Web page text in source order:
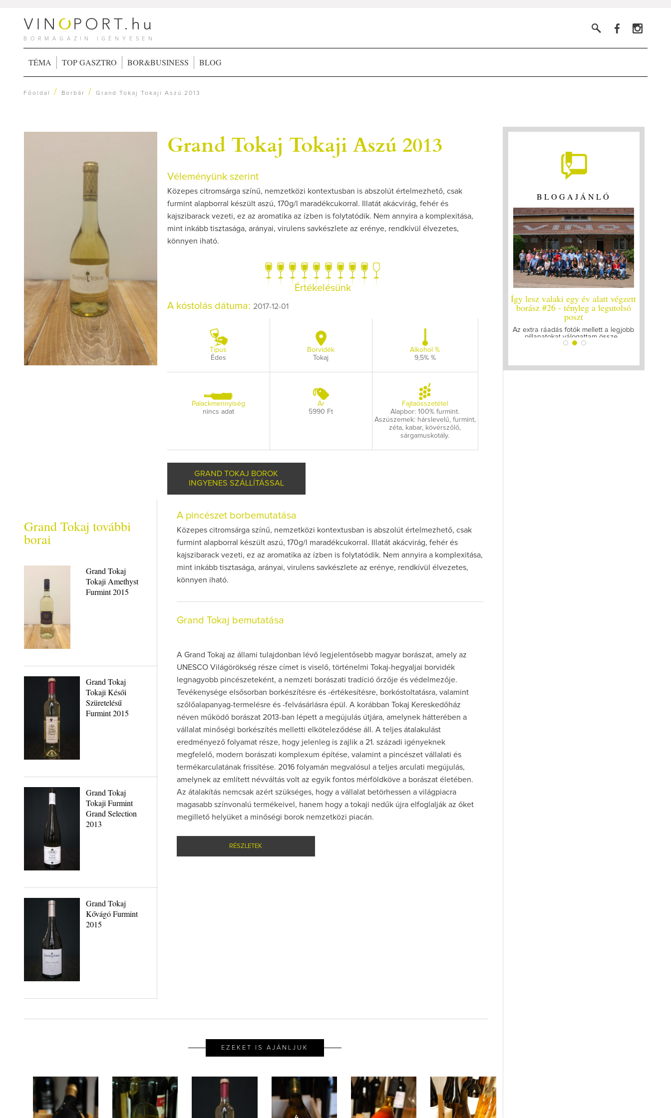
BORMAGAZIN IGÉNYESEN
TÉMA TOP GASZTRO BOR&BUSINESS BLOG
Főoldal / Borbár /Grand Tokaj Tokaji Aszú 2013
Grand Tokaj Tokaji Aszú 2013
Véleményünk szerint
Közepes citromsárga színű, nemzetközi kontextusban is abszolút értelmezhető, csak
furmint alapborral készült aszú, 170g/l maradékcukorral. Illatát akácvirág, fehér és
kajszibarack vezeti, ez az aromatika az ízben is folytatódik. Nem annyira a komplexitása,
mint inkább tisztasága, arányai, virulens savkészlete az erénye, rendkívül élvezetes,
könnyen iható.
Értékelésünk
A kóstolás dátuma: 2017-12-01
Típus
Édes
Borvidék
Tokaj
Alkohol %
9,5% %
Palackmennyiség
nincs adat
Ár
5990 Ft
Fajtaösszetétel
Alapbor: 100% furmint.
Aszúszemek: hárslevelű, furmint,
zéta, kabar, kövérszőlő,
sárgamuskotály.
GRAND TOKAJ BOROK
INGYENES SZÁLLÍTÁSSAL
Grand Tokaj további
borai
Grand Tokaj
Tokaji Amethyst
Furmint 2015
Grand Tokaj
Tokaji Késői
Szüretelésű
Furmint 2015
Grand Tokaj
Tokaji Furmint
Grand Selection
2013
Grand Tokaj
Kővágó Furmint
2015
A pincészet borbemutatása
Közepes citromsárga színű, nemzetközi kontextusban is abszolút értelmezhető, csak
furmint alapborral készült aszú, 170g/l maradékcukorral. Illatát akácvirág, fehér és
kajszibarack vezeti, ez az aromatika az ízben is folytatódik. Nem annyira a komplexitása,
mint inkább tisztasága, arányai, virulens savkészlete az erénye, rendkívül élvezetes,
könnyen iható.
Grand Tokaj bemutatása
A Grand Tokaj az állami tulajdonban lévő legjelentősebb magyar borászat, amely az
UNESCO Világörökség része címet is viselő, történelmi Tokaj-hegyaljai borvidék
legnagyobb pincészeteként, a nemzeti borászati tradíció őrzője és védelmezője.
Tevékenysége elsősorban borkészítésre és -értékesítésre, borkóstoltatásra, valamint
szőlőalapanyag-termelésre és -felvásárlásra épül. A korábban Tokaj Kereskedőház
néven működő borászat 2013-ban lépett a megújulás útjára, amelynek hátterében a
vállalat minőségi borkészítés melletti elköteleződése áll. A teljes átalakulást
eredményező folyamat része, hogy jelenleg is zajlik a 21. századi igényeknek
megfelelő, modern borászati komplexum építése, valamint a pincészet vállalati és
termékarculatának frissítése. 2016 folyamán megvalósul a teljes arculati megújulás,
amelynek az említett névváltás volt az egyik fontos mérföldköve a borászat életében.
Az átalakítás nemcsak azért szükséges, hogy a vállalat betörhessen a világpiacra
magasabb színvonalú termékeivel, hanem hogy a tokaji nedűk újra elfoglalják az őket
megillető helyüket a minőségi borok nemzetközi piacán.
RÉSZLETEK
EZEKET IS AJÁNLJUK
BLOGAJÁNLÓ
Az extra ráadás fotók mellett a legjobb
pillanatokat válogattam össze...
Így lesz valaki egy év alatt végzett
borász #25
Megírtuk a modulzáró vizsgákat, már
lázasan készülünk az utolsó...